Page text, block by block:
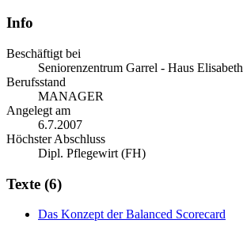
Info
Beschäftigt bei
Seniorenzentrum Garrel - Haus Elisabeth
Berufsstand
MANAGER
Angelegt am
6.7.2007
Höchster Abschluss
Dipl. Pflegewirt (FH)
Texte (6)
Das Konzept der Balanced Scorecard